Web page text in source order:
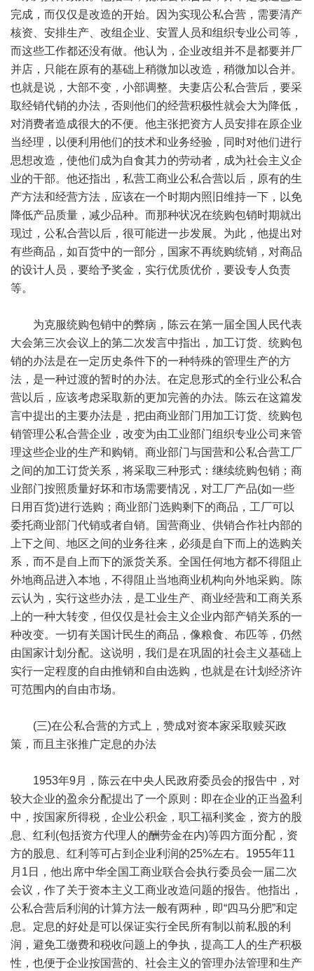
完成，而仅仅是改造的开始。因为实现公私合营，需要清产
核资、安排生产、改组企业、安置人员和组织专业公司等，
而这些工作都还没有做。他认为，企业改组并不是都要并厂
并店，只能在原有的基础上稍微加以改造，稍微加以合并。
也就是说，大部不变，小部调整。夫妻店公私合营后，要采
取经销代销的办法，否则他们的经营积极性就会大为降低，
对消费者造成很大的不便。他主张把资方人员安排在原企业
当经理，以便利用他们的技术和业务经验，同时对他们进行
思想改造，使他们成为自食其力的劳动者，成为社会主义企
业的干部。他还指出，私营工商业公私合营以后，原有的生
产方法和经营方法，应该在一个时期内照旧维持一下，以免
降低产品质量，减少品种。而那种状况在统购包销时期就出
现过，公私合营以后，很可能进一步发展。为此，他提出对
有些商品，如百货中的一部分，国家不再统购统销，对商品
的设计人员，要给予奖金，实行优质优价，要设专人负责
等。
为克服统购包销中的弊病，陈云在第一届全国人民代表
大会第三次会议上的第二次发言中指出，加工订货、统购包
销的办法是在一定历史条件下的一种特殊的管理生产的方
法，是一种过渡的暂时的办法。在定息形式的全行业公私合
营以后，应该考虑采取新的更加完善的办法。陈云在这篇发
言中提出的主要办法是，把由商业部门用加工订货、统购包
销管理公私合营企业，改变为由工业部门组织专业公司来管
理这些企业的生产和购销。商业部门与国营和公私合营工厂
之间的加工订货关系，将采取三种形式：继续统购包销；商
业部门按照质量好坏和市场需要情况，对工厂产品(如一些
日用百货)进行选购；商业部门选购剩下的商品，工厂可以
委托商业部门代销或者自销。国营商业、供销合作社内部的
上下之间、地区之间的业务往来，必须是自下而上的选购关
系，而不是自上而下的派货关系。全国任何地方都不得阻止
外地商品进入本地，不得阻止当地商业机构向外地采购。陈
云认为，实行这些办法，是工业生产、商业经营和工商关系
上的一种大转变，但仅仅是社会主义企业内部产销关系的一
种改变。一切有关国计民生的商品，像粮食、布匹等，仍然
由国家计划分配。这说明，我们是在巩固的社会主义基础上
实行一定程度的自由推销和自由选购，也就是在计划经济许
可范围内的自由市场。
(三)在公私合营的方式上，赞成对资本家采取赎买政
策，而且主张推广定息的办法
1953年9月，陈云在中央人民政府委员会的报告中，对
较大企业的盈余分配提出了一个原则：即在企业的正当盈利
中，按国家所得税，企业公积金，职工福利奖金，资方的股
息、红利(包括资方代理人的酬劳金在内)等四方面分配，资
方的股息、红利等可占到企业利润的25%左右。1955年11
月1日，他出席中华全国工商业联合会执行委员会一届二次
会议，作了关于资本主义工商业改造问题的报告。他指出，
公私合营后利润的计算方法一般有两种，即“四马分肥”和定
息。定息的好处是可以保证实行全民所有制以前私股的利
润，避免工缴费和税收问题上的争执，提高工人的生产积极
性，也便于企业按国营的、社会主义的管理办法管理和生产